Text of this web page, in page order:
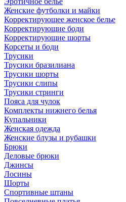
Женские футболки и майки
Корректирующее женское белье
Корректирующие боди
Корректирующие шорты
Корсеты и боди
Трусики
Трусики бразилиана
Трусики шорты
Трусики слипы
Трусики стринги
Пояса для чулок
Комплекты нижнего белья
Купальники
Женская одежда
Женские блузы и рубашки
Брюки
Деловые брюки
Джинсы
Лосины
Шорты
Спортивные штаны